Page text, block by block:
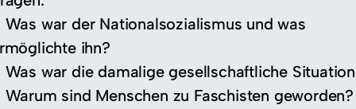
Was war der Nationalsozialismus und was
ihn?
Was war die damalige gesellschaftliche
Warum sind Menschen zu Faschisten geworden?